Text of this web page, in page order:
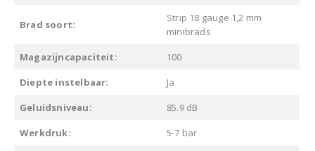
Brad soort:
Strip 18 gauge 1,2 mm
minibrads
Magazijncapaciteit:
100
Diepte instelbaar:
Ja
Geluidsniveau:
85.9 dB
Werkdruk:
5-7 bar